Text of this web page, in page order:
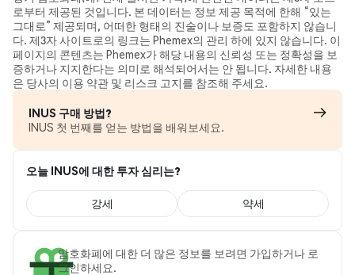
로부터 제공된 것입니다. 본 데이터는 정보 제공 목적에 한해 “있는
그대로” 제공되며, 어떠한 형태의 진술이나 보증도 포함하지 않습니
다. 제3자 사이트로의 링크는 Phemex의 관리 하에 있지 않습니다. 이
페이지의 콘텐츠는 Phemex가 해당 내용의 신뢰성 또는 정확성을 보
증하거나 지지한다는 의미로 해석되어서는 안 됩니다. 자세한 내용
은 당사의 이용 약관 및 리스크 고지를 참조해 주세요.
INUS 구매 방법?
INUS 첫 번째를 얻는 방법을 배워보세요.
오늘 INUS에 대한 투자 심리는?
강세 약세
암호화폐에 대한 더 많은 정보를 보려면 가입하거나 로
그인하세요.